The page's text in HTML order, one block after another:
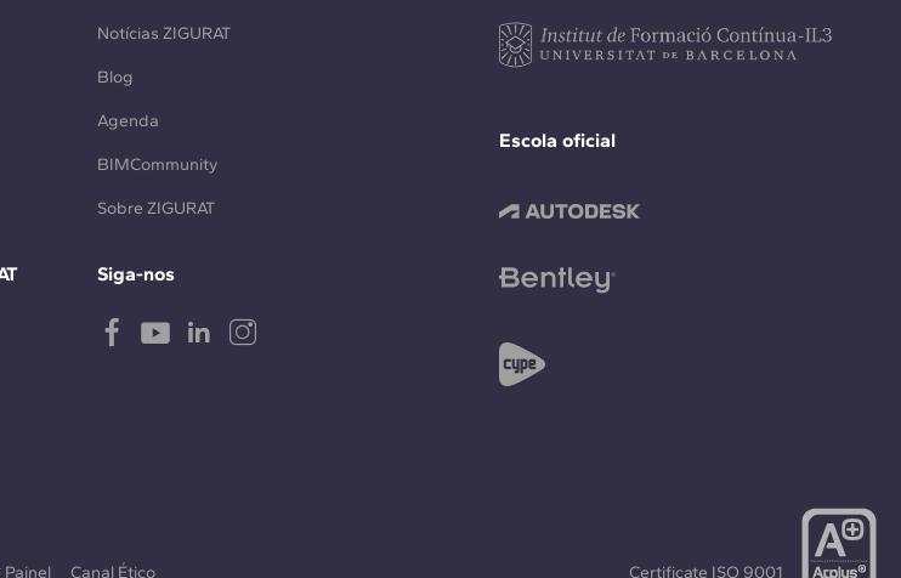
Escola oficial
Notícias ZIGURAT
Blog
Agenda
BIMCommunity
Sobre ZIGURAT
Siga-nos
Painel Canal Ético Certificate ISO 9001